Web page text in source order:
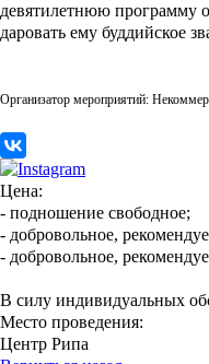
девятилетнюю программу
даровать ему буддийское
Организатор мероприятий:
Цена:
- подношение свободное;
- добровольное,
- добровольное,
В силу индивидуальных
Место проведения:
Центр Рипа